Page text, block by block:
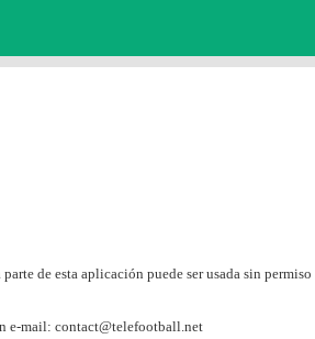
de esta aplicación puede ser usada sin permiso
e-mail: contact@telefootball.net